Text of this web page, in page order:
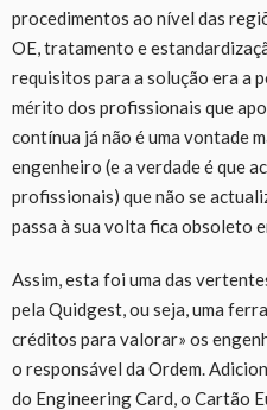
procedimentos ao nível das
OE, tratamento e
requisitos para a solução era a
mérito dos profissionais que
contínua já não é uma vontade
engenheiro (e a verdade é que
profissionais) que não se
passa à sua volta fica obsoleto
Assim, esta foi uma das
pela Quidgest, ou seja, uma
créditos para valorar» os
o responsável da Ordem.
do Engineering Card, o Cartão